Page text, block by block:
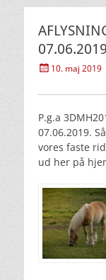
07.06.2019
Udgivet
10. maj 2019
P.g.a
07.06.2019.
vores faste
ud her på